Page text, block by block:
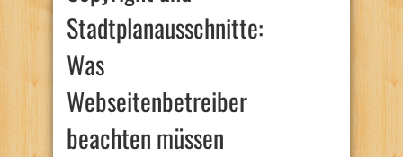
Stadtplanausschnitte:
Was
Webseitenbetreiber
beachten müssen